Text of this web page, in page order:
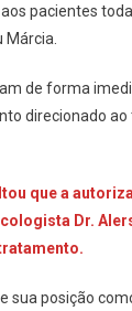
pacientes
Márcia.
de forma
direcionado
que a
Dr.
sua posição